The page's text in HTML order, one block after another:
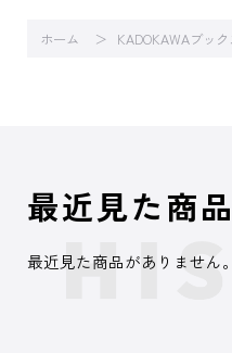
ホーム KADOKAWAブッ
最近見た商品
最近見た商品がありません。